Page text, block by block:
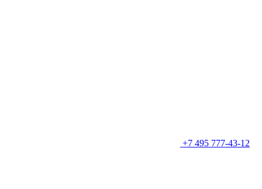
+7 495 777-43-12